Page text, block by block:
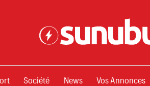
Société News Vos Annonces